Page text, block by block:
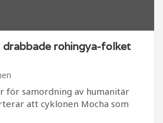
drabbade rohingya-folket
för samordning av humanitär
att cyklonen Mocha som